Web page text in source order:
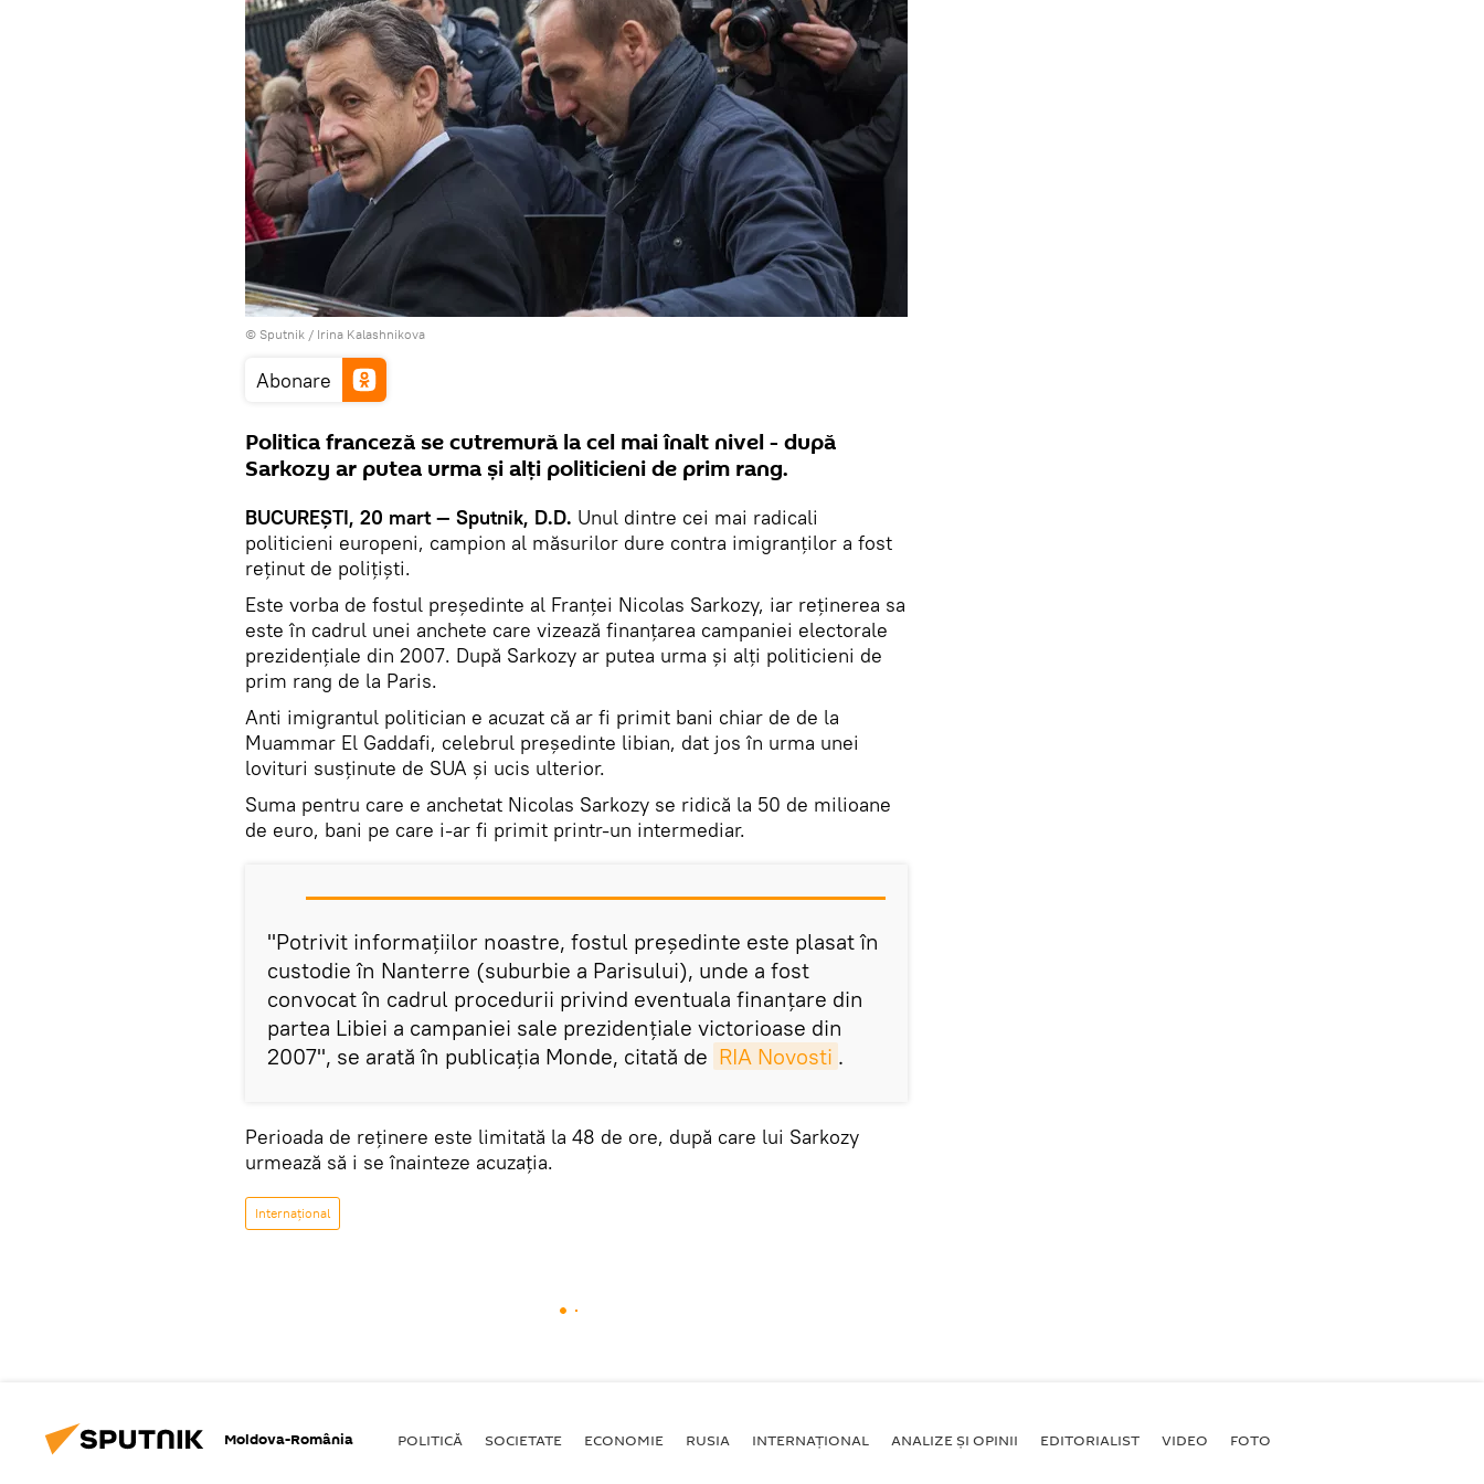
© Sputnik / Irina Kalashnikova
Abonare
Politica franceză se cutremură la cel mai înalt nivel - după
Sarkozy ar putea urma și alți politicieni de prim rang.
BUCUREȘTI, 20 mart — Sputnik, D.D. Unul dintre cei mai radicali
politicieni europeni, campion al măsurilor dure contra imigranților a fost
reținut de polițiști.
Este vorba de fostul președinte al Franței Nicolas Sarkozy, iar reținerea sa
este în cadrul unei anchete care vizează finanțarea campaniei electorale
prezidențiale din 2007. După Sarkozy ar putea urma și alți politicieni de
prim rang de la Paris.
Anti imigrantul politician e acuzat că ar fi primit bani chiar de de la
Muammar El Gaddafi, celebrul președinte libian, dat jos în urma unei
lovituri susținute de SUA și ucis ulterior.
Suma pentru care e anchetat Nicolas Sarkozy se ridică la 50 de milioane
de euro, bani pe care i-ar fi primit printr-un intermediar.
"Potrivit informațiilor noastre, fostul președinte este plasat în
custodie în Nanterre (suburbie a Parisului), unde a fost
convocat în cadrul procedurii privind eventuala finanțare din
partea Libiei a campaniei sale prezidențiale victorioase din
2007", se arată în publicația Monde, citată de RIA Novosti .
Perioada de reținere este limitată la 48 de ore, după care lui Sarkozy
urmează să i se înainteze acuzația.
Internaţional
Moldova-România POLITICĂ SOCIETATE ECONOMIE RUSIA INTERNAŢIONAL ANALIZE ȘI OPINII EDITORIALIST VIDEO FOTO